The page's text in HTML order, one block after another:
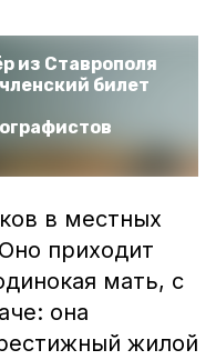
из Ставрополя
билет
в местных
приходит
мать, с
она
жилой